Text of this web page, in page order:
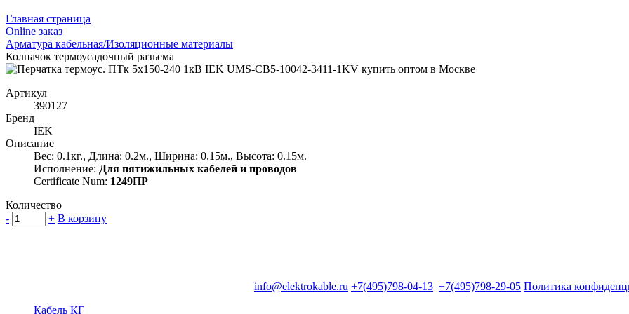
Главная страница
Оnline заказ
Арматура кабельная/Изоляционные материалы
Колпачок термоусадочный разъема
Артикул
390127
Бренд
IEK
Описание
Вес: 0.1кг., Длина: 0.2м., Ширина: 0.15м., Высота: 0.15м.
Исполнение: Для пятижильных кабелей и проводов
Certificate Num: 1249ПР
Количество
-
+ В корзину
info@elektrokable.ru +7(495)798-04-13 +7(495)798-29-05 Политика
Кабель КГ